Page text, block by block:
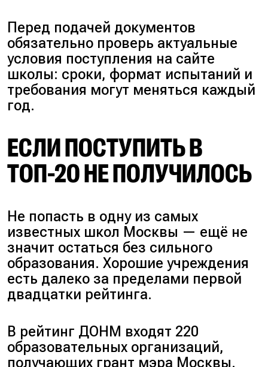
Перед подачей документов
обязательно проверь актуальные
условия поступления на сайте
школы: сроки, формат испытаний и
требования могут меняться каждый
год.
ЕСЛИ ПОСТУПИТЬ В
ТОП-20 НЕ ПОЛУЧИЛОСЬ
Не попасть в одну из самых
известных школ Москвы — ещё не
значит остаться без сильного
образования. Хорошие учреждения
есть далеко за пределами первой
двадцатки рейтинга.
В рейтинг ДОНМ входят 220
образовательных организаций,
получающих грант мэра Москвы.